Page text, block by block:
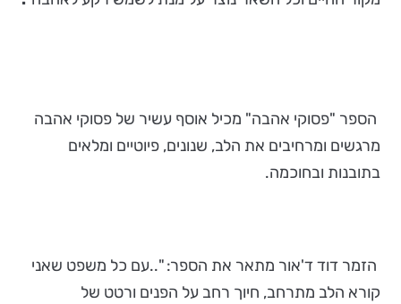
הספר "פסוקי אהבה" מכיל אוסף עשיר של פסוקי אהבה
מרגשים ומרחיבים את הלב, שנונים, פיוטיים ומלאים
בתובנות ובחוכמה.
הזמר דוד ד'אור מתאר את הספר: "..עם כל משפט שאני
קורא הלב מתרחב, חיוך רחב על הפנים ורטט של